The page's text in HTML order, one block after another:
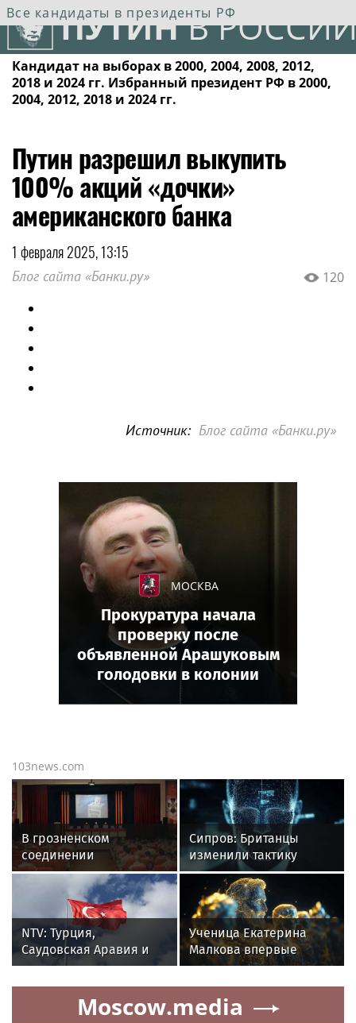
ПУТИНВ
Все кандидаты в президенты РФ
Кандидат на выборах в 2000, 2004, 2008, 2012,
2018 и 2024 гг. Избранный президент РФ в 2000,
2004, 2012, 2018 и 2024 гг.
Путин разрешил выкупить
100% акций «дочки»
американского банка
1 февраля 2025, 13:15
Блог сайта «Банки.ру» 120
Источник: Блог сайта «Банки.ру»
103news.com
В грозненском
соединении
Росгвардии прошла
встреча с
представителями
избирательной
комиссии
Сипров: Британцы
изменили тактику
после давления России
NTV: Турция,
Саудовская Аравия и
Пакистан
объединились в
военный альянс
Ученица Екатерина
Малкова впервые
набрала 500 баллов на
ЕГЭ
Moscow.media
МОСКВА
Прокуратура начала
проверку после
объявленной Арашуковым
голодовки в колонии